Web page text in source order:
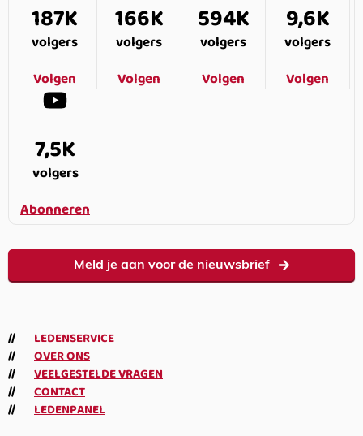
187K
volgers
Volgen
166K
volgers
Volgen
594K
volgers
Volgen
9,6K
volgers
Volgen
7,5K
volgers
Abonneren
Meld je aan voor de nieuwsbrief
LEDENSERVICE
OVER ONS
VEELGESTELDE VRAGEN
CONTACT
LEDENPANEL